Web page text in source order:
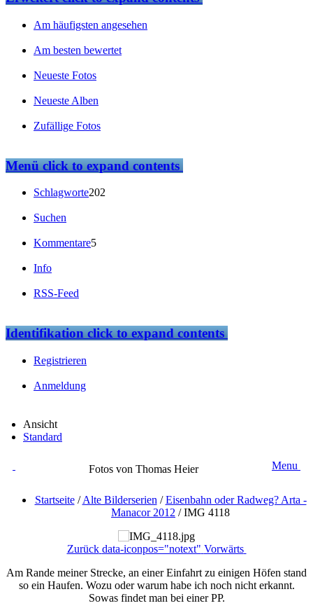
Am häufigsten angesehen
Am besten bewertet
Neueste Fotos
Neueste Alben
Zufällige Fotos
Menüclick to expand contents
Schlagworte202
Suchen
Kommentare5
Info
RSS-Feed
Identifikationclick to expand contents
Registrieren
Anmeldung
Ansicht
Standard
Fotos von Thomas Heier Menu
Startseite/Alte Bilderserien /Eisenbahn oder Radweg? Arta -
Manacor 2012 /IMG 4118
Zurück data-iconpos="notext" Vorwärts
Am Rande meiner Strecke, an einer Einfahrt zu einigen Höfen stand
so ein Haufen. Wozu oder warum habe ich noch nicht erkannt.
Sowas findet man bei einer PP.